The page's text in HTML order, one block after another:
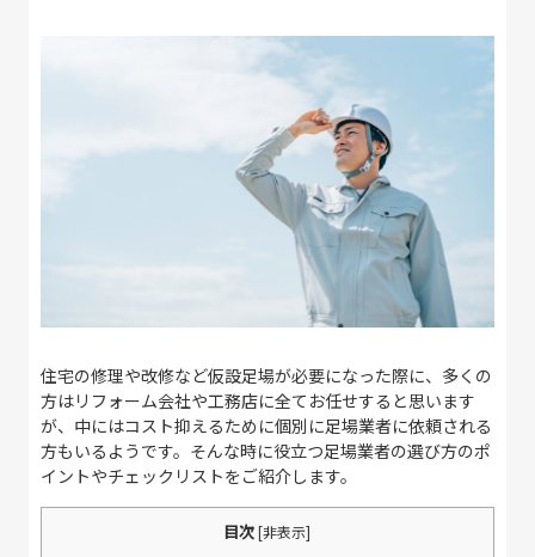
住宅の修理や改修など仮設足場が必要になった際に、多くの
方はリフォーム会社や工務店に全てお任せすると思います
が、中にはコスト抑えるために個別に足場業者に依頼される
方もいるようです。そんな時に役立つ足場業者の選び方のポ
イントやチェックリストをご紹介します。
目次[非表示]